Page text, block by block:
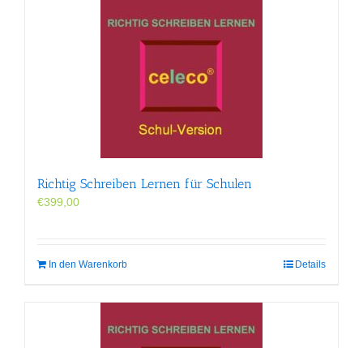
Richtig Schreiben Lernen für Schulen
€399,00
In den Warenkorb Details